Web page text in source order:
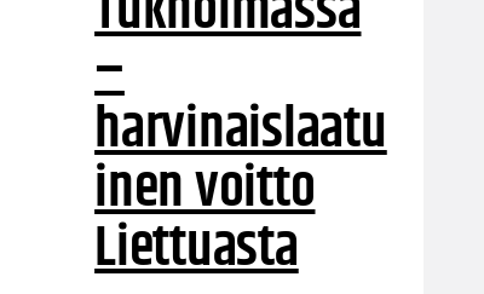
–
harvinaislaatu
inen voitto
Liettuasta